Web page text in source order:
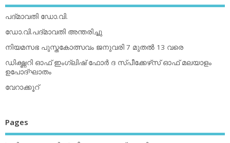
പദ്മാവതി ഡോ.വി.
ഡോ.വി.പദ്മാവതി അന്തരിച്ചു
നിയമസഭ പുസ്തകോത്സവം ജനുവരി 7 മുതല്‍ 13 വരെ
ഡിക്ഷ്ണറി ഓഫ് ഇംഗ്ലിഷ് ഫോര്‍ ദ സ്പീക്കേഴ്‌സ് ഓഫ് മലയാളം
ഉപോദ്ഘാതം
വേറാക്കൂറ്
Pages